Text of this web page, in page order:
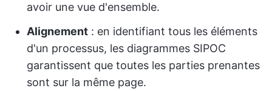
avoir une vue d'ensemble.
Alignement : en identifiant tous les éléments
d'un processus, les diagrammes SIPOC
garantissent que toutes les parties prenantes
sont sur la même page.